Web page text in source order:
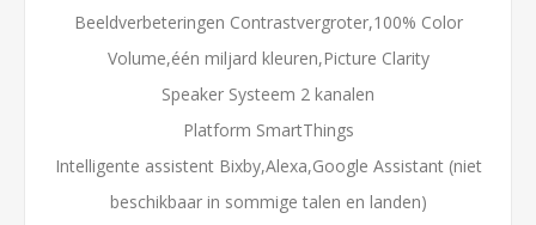
Beeldverbeteringen Contrastvergroter,100% Color
Volume,één miljard kleuren,Picture Clarity
Speaker Systeem 2 kanalen
Platform SmartThings
Intelligente assistent Bixby,Alexa,Google Assistant (niet
beschikbaar in sommige talen en landen)